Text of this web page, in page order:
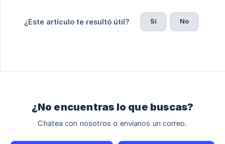
¿Este artículo te resultó útil? Sí No
¿No encuentras lo que buscas?
Chatea con nosotros o envíanos un correo.